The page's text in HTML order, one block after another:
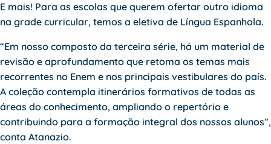
E mais! Para as escolas que querem ofertar outro idioma
na grade curricular, temos a eletiva de Língua Espanhola.
“Em nosso composto da terceira série, há um material de
revisão e aprofundamento que retoma os temas mais
recorrentes no Enem e nos principais vestibulares do país.
A coleção contempla itinerários formativos de todas as
áreas do conhecimento, ampliando o repertório e
contribuindo para a formação integral dos nossos alunos”,
conta Atanazio.